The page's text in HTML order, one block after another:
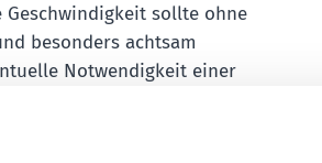
sollte ohne
besonders achtsam
Notwendigkeit einer